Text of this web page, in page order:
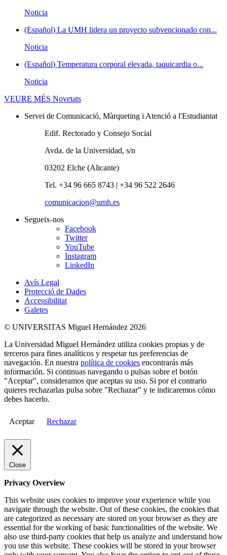
Noticia
(Español) La UMH lidera un proyecto subvencionado con...
Noticia
(Español) Temperatura corporal elevada, taquicardia o...
Noticia
VEURE MÉS Novetats
Servei de Comunicació, Màrqueting i Atenció a l'Estudiantat
Edif. Rectorado y Consejo Social
Avda. de la Universidad, s/n
03202 Elche (Alicante)
Tel. +34 96 665 8743 | +34 96 522 2646
comunicacion@umh.es
Segueix-nos
Facebook
Twitter
YouTube
Instagram
LinkedIn
Avís Legal
Protecció de Dades
Accessibilitat
Galetes
© UNIVERSITAS Miguel Hernández 2026
La Universidad Miguel Hernández utiliza cookies propias y de
terceros para fines analíticos y respetar tus preferencias de
navegación. En nuestra política de cookies encontrarás más
información. Si continuas navegando o pulsas sobre el botón
"Aceptar", consideramos que aceptas su uso. Si por el contrario
quieres rechazarlas pulsa sobre "Rechazar" y te indicaremos cómo
debes hacerlo.
Aceptar Rechazar
Close
Privacy Overview
This website uses cookies to improve your experience while you
navigate through the website. Out of these cookies, the cookies that
are categorized as necessary are stored on your browser as they are
essential for the working of basic functionalities of the website. We
also use third-party cookies that help us analyze and understand how
you use this website. These cookies will be stored in your browser